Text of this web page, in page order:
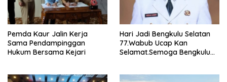
Pemda Kaur Jalin Kerja
Sama Pendampinggan
Hukum Bersama Kejari
Hari Jadi Bengkulu Selatan
77.Wabub Ucap Kan
Selamat.Semoga Bengkulu